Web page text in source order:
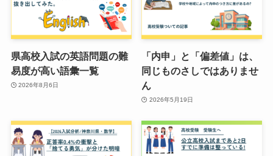
県高校入試の英語問題の難
易度が高い語彙一覧
2026年8月6日
「内申」と「偏差値」は、
同じものさしではありませ
ん
2026年5月19日